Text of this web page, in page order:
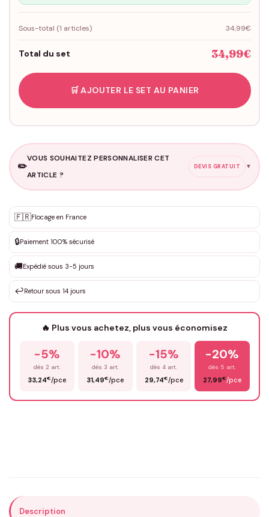
Sous-total (1 articles) 34,99€
Total du set 34,99€
🛒 AJOUTER LE SET AU PANIER
✏️
VOUS SOUHAITEZ PERSONNALISER CET
ARTICLE ?
DEVIS GRATUIT ▼
✨ Personnalisation sur mesure
DEVIS GRATUIT · Personnalisation de 3 à 10€ selon la demande
Que souhaitez-vous ?*
Votre texte / idée*
Prénom*
🇫🇷Flocage en France
🔒Paiement 100% sécurisé
🚚Expédié sous 3-5 jours
↩️Retour sous 14 jours
🔥 Plus vous achetez, plus vous économisez
-5%
dès 2 art.
33,24€/pce
-10%
dès 3 art.
31,49€/pce
-15%
dès 4 art.
29,74€/pce
-20%
dès 5 art.
27,99€/pce
Description